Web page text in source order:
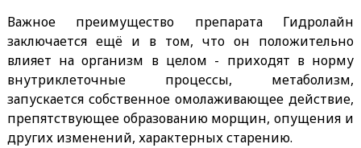
Важное преимущество препарата Гидролайн
заключается ещё и в том, что он положительно
влияет на организм в целом - приходят в норму
внутриклеточные процессы, метаболизм,
запускается собственное омолаживающее действие,
препятствующее образованию морщин, опущения и
других изменений, характерных старению.